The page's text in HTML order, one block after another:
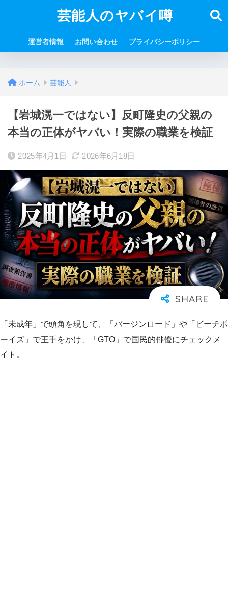
芸能人のヤバイ噂
運営者情報 お問い合わせ プライバシーポリシー
ホーム 芸能人
【岩城滉一ではない】反町隆史の父親の
本当の正体がヤバい！実際の職業を検証
2025年4月1日 2026年6月18日
「未成年」で頭角を現して、「バージンロード」や「ビーチボ
ーイズ」で王手をかけ、「GTO」で国民的俳優にチェックメ
イト。